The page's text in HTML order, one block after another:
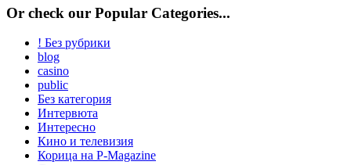
Or check our Popular Categories...
! Без рубрики
blog
casino
public
Без категория
Интервюта
Интересно
Кино и телевизия
Корица на P-Magazine